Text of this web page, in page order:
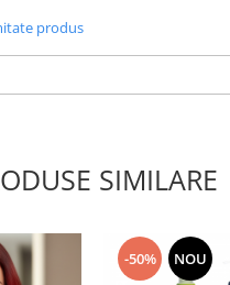
produs
SIMILARE
-50% NOU